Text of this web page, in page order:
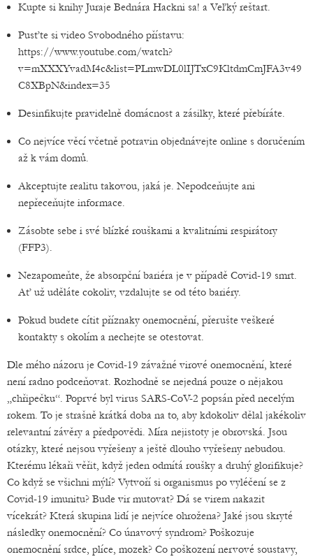
Kupte si knihy Juraje Bednára Hackni sa! a Veľký reštart.
Pusťte si video Svobodného přístavu:
https://www.youtube.com/watch?
v=mXXXYvadM4c&list=PLmwDL0lIJTxC9KltdmCmJFA3v49
C8XBpN&index=35
Desinfikujte pravidelně domácnost a zásilky, které přebíráte.
Co nejvíce věcí včetně potravin objednávejte online s doručením
až k vám domů.
Akceptujte realitu takovou, jaká je. Nepodceňujte ani
nepřeceňujte informace.
Zásobte sebe i své blízké rouškami a kvalitními respirátory
(FFP3).
Nezapomeňte, že absorpční bariéra je v případě Covid-19 smrt.
Ať už uděláte cokoliv, vzdalujte se od této bariéry.
Pokud budete cítit příznaky onemocnění, přerušte veškeré
kontakty s okolím a nechejte se otestovat.
Dle mého názoru je Covid-19 závažné virové onemocnění, které
není radno podceňovat. Rozhodně se nejedná pouze o nějakou
„chřipečku“. Poprvé byl virus SARS-CoV-2 popsán před necelým
rokem. To je strašně krátká doba na to, aby kdokoliv dělal jakékoliv
relevantní závěry a předpovědi. Míra nejistoty je obrovská. Jsou
otázky, které nejsou vyřešeny a ještě dlouho vyřešeny nebudou.
Kterému lékaři věřit, když jeden odmítá roušky a druhý glorifikuje?
Co když se všichni mýlí? Vytvoří si organismus po vyléčení se z
Covid-19 imunitu? Bude vir mutovat? Dá se virem nakazit
vícekrát? Která skupina lidí je nejvíce ohrožena? Jaké jsou skryté
následky onemocnění? Co únavový syndrom? Poškozuje
onemocnění srdce, plíce, mozek? Co poškození nervové soustavy,